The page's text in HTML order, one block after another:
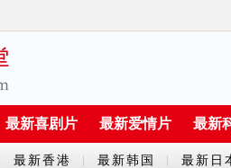
最新喜剧片 最新爱情片 最新
最新香港 最新韩国 最新日